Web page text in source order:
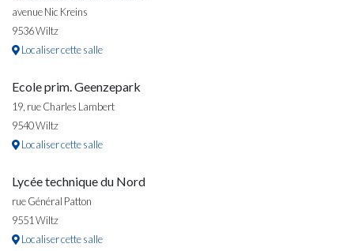
avenue Nic Kreins
9536 Wiltz
Localiser cette salle
Ecole prim. Geenzepark
19, rue Charles Lambert
9540 Wiltz
Localiser cette salle
Lycée technique du Nord
rue Général Patton
9551 Wiltz
Localiser cette salle